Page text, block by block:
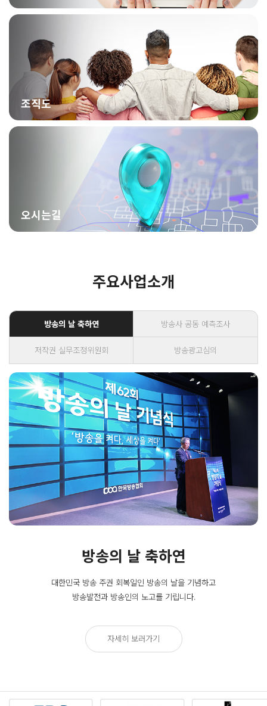
조직도
오시는길
주요사업소개
방송의 날 축하연 방송사 공동 예측조사
저작권 실무조정위원회 방송광고심의
방송의 날 축하연
대한민국 방송 주권 회복일인 방송의 날을 기념하고
방송발전과 방송인의 노고를 기립니다.
자세히 보러가기